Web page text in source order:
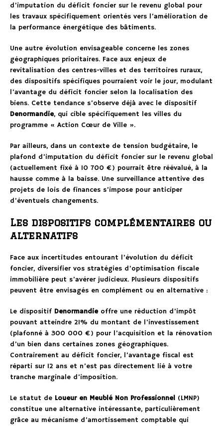
d’imputation du déficit foncier sur le revenu global pour
les travaux spécifiquement orientés vers l’amélioration de
la performance énergétique des bâtiments.
Une autre évolution envisageable concerne les zones
géographiques prioritaires. Face aux enjeux de
revitalisation des centres-villes et des territoires ruraux,
des dispositifs spécifiques pourraient voir le jour, modulant
l’avantage du déficit foncier selon la localisation des
biens. Cette tendance s’observe déjà avec le dispositif
Denormandie, qui cible spécifiquement les villes du
programme « Action Cœur de Ville ».
Par ailleurs, dans un contexte de tension budgétaire, le
plafond d’imputation du déficit foncier sur le revenu global
(actuellement fixé à 10 700 €) pourrait être réévalué, à la
hausse comme à la baisse. Une surveillance attentive des
projets de lois de finances s’impose pour anticiper
d’éventuels changements.
Les dispositifs complémentaires ou
alternatifs
Face aux incertitudes entourant l’évolution du déficit
foncier, diversifier vos stratégies d’optimisation fiscale
immobilière peut s’avérer judicieux. Plusieurs dispositifs
peuvent être envisagés en complément ou en alternative :
Le dispositif Denormandieoffre une réduction d’impôt
pouvant atteindre 21% du montant de l’investissement
(plafonné à 300 000 €) pour l’acquisition et la rénovation
d’un bien dans certaines zones géographiques.
Contrairement au déficit foncier, l’avantage fiscal est
réparti sur 12 ans et n’est pas directement lié à votre
tranche marginale d’imposition.
Le statut de Loueur en Meublé Non Professionnel (LMNP)
constitue une alternative intéressante, particulièrement
grâce au mécanisme d’amortissement comptable qui